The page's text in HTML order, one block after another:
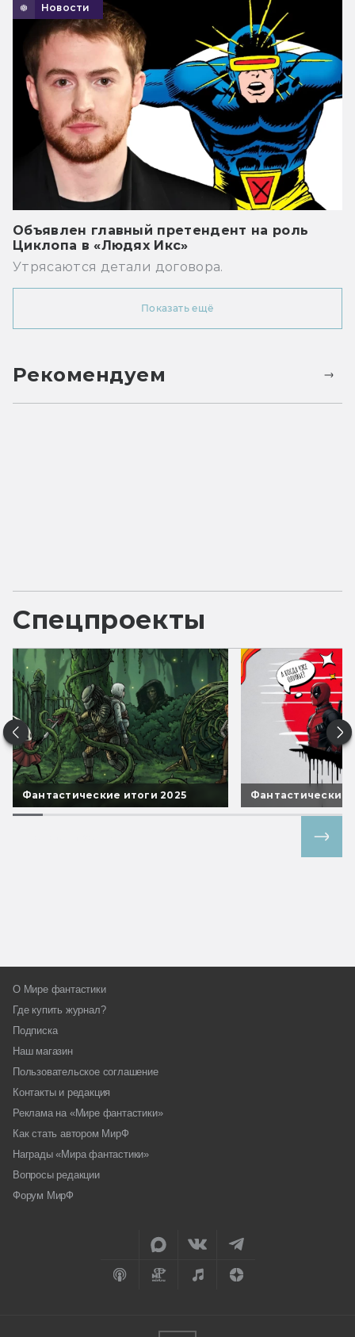
Новости
Объявлен главный претендент на роль
Циклопа в «Людях Икс»
Утрясаются детали договора.
Показать ещё
Рекомендуем
Спецпроекты
Фантастические итоги 2025 Фантастические
О Мире фантастики
Где купить журнал?
Подписка
Наш магазин
Пользовательское соглашение
Контакты и редакция
Реклама на «Мире фантастики»
Как стать автором МирФ
Награды «Мира фантастики»
Вопросы редакции
Форум МирФ